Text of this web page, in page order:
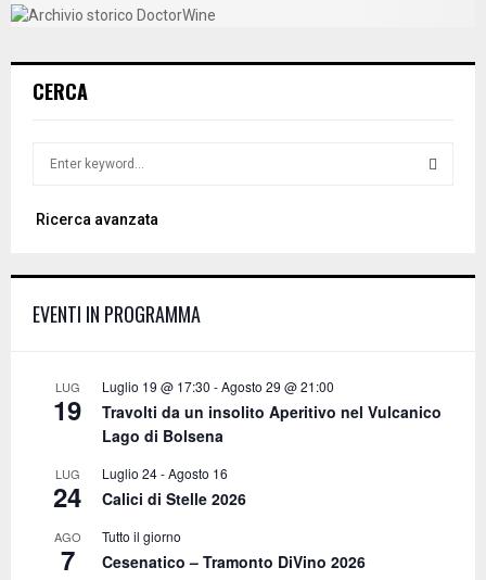
CERCA
r
o
Ricerca avanzata
EVENTI IN PROGRAMMA
LUG
19
Luglio 19 @ 17:30 -Agosto 29 @ 21:00
Travolti da un insolito Aperitivo nel Vulcanico
Lago di Bolsena
LUG
24
Luglio 24-Agosto 16
Calici di Stelle 2026
AGO
7
Tutto il giorno
Cesenatico – Tramonto DiVino 2026